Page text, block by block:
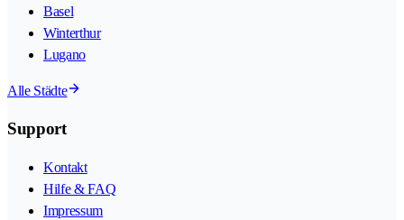
Basel
Winterthur
Lugano
Alle Städte
Support
Kontakt
Hilfe & FAQ
Impressum